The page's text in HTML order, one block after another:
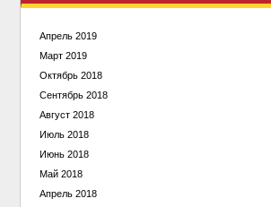
Апрель 2019
Март 2019
Октябрь 2018
Сентябрь 2018
Август 2018
Июль 2018
Июнь 2018
Май 2018
Апрель 2018